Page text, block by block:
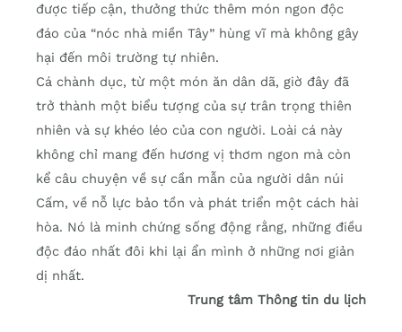
được tiếp cận, thưởng thức thêm món ngon độc
đáo của “nóc nhà miền Tây” hùng vĩ mà không gây
hại đến môi trường tự nhiên.
Cá chành dục, từ một món ăn dân dã, giờ đây đã
trở thành một biểu tượng của sự trân trọng thiên
nhiên và sự khéo léo của con người. Loài cá này
không chỉ mang đến hương vị thơm ngon mà còn
kể câu chuyện về sự cần mẫn của người dân núi
Cấm, về nỗ lực bảo tồn và phát triển một cách hài
hòa. Nó là minh chứng sống động rằng, những điều
độc đáo nhất đôi khi lại ẩn mình ở những nơi giản
dị nhất.
Trung tâm Thông tin du lịch